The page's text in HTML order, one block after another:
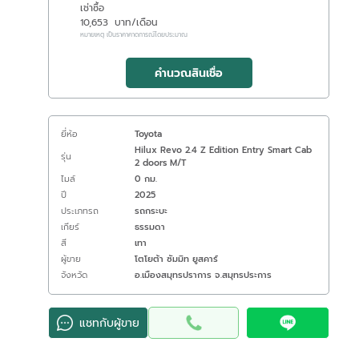
เช่าซื้อ
10,653 บาท/เดือน
หมายเหตุ เป็นราคาคาดการณ์โดยประมาณ
คำนวณสินเชื่อ
ยี่ห้อ
Toyota
รุ่น
Hilux Revo 2.4 Z Edition Entry Smart Cab
2 doors M/T
ไมล์
0 กม.
ปี
2025
ประเภทรถ
รถกระบะ
เกียร์
ธรรมดา
สี
เทา
ผู้ขาย
โตโยต้า ซัมมิท ยูสคาร์
จังหวัด
อ.เมืองสมุทรปราการ จ.สมุทรประการ
แชทกับผู้ขาย